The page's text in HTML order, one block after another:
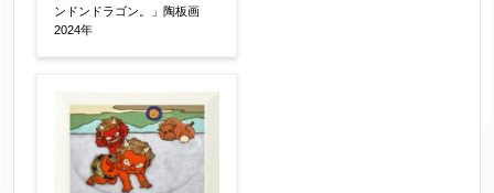
体裁
額装
軸装
シート
サイン等の有無
【任意】
ンドンドラゴン。」陶板画
2024年